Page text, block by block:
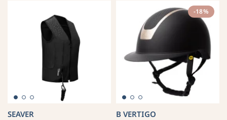
SEAVER
-18%
B VERTIGO